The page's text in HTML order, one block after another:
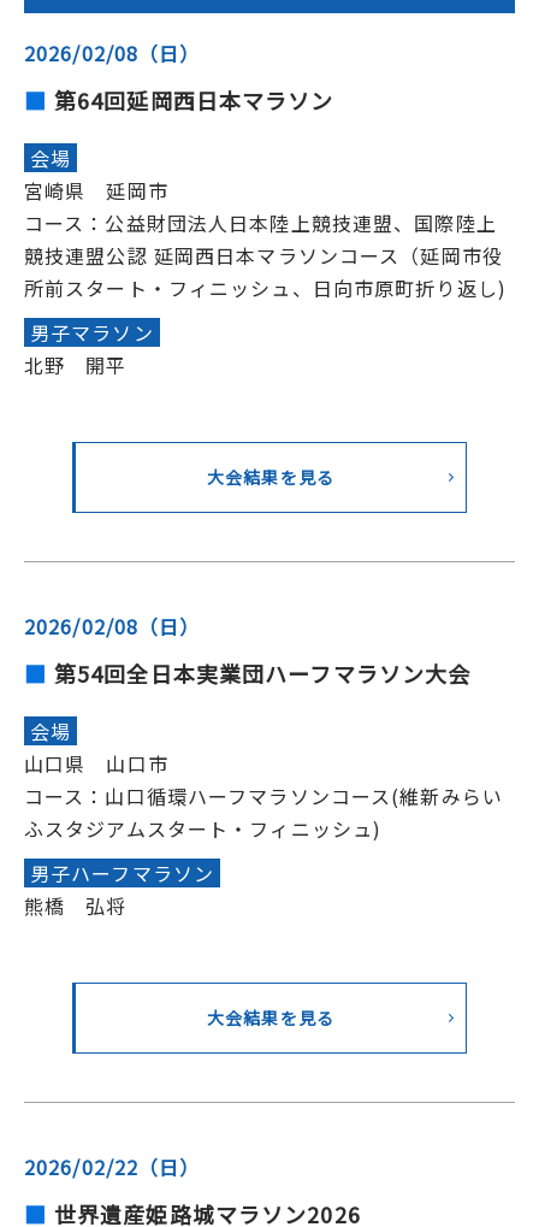
2026/02/08（日）
第64回延岡西日本マラソン
会場
宮崎県 延岡市
コース：公益財団法人日本陸上競技連盟、国際陸上
競技連盟公認 延岡西日本マラソンコース（延岡市役
所前スタート・フィニッシュ、日向市原町折り返し)
男子マラソン
北野 開平
大会結果を見る
2026/02/08（日）
第54回全日本実業団ハーフマラソン大会
会場
山口県 山口市
コース：山口循環ハーフマラソンコース(維新みらい
ふスタジアムスタート・フィニッシュ)
男子ハーフマラソン
熊橋 弘将
大会結果を見る
2026/02/22（日）
世界遺産姫路城マラソン2026